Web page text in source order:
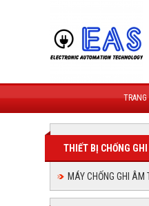
TRANG
THIẾT BỊ CHỐNG GHI
MÁY CHỐNG GHI ÂM